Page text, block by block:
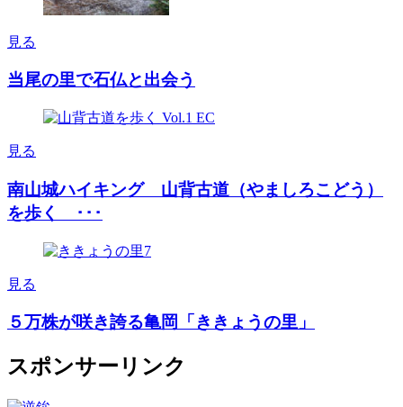
見る
当尾の里で石仏と出会う
見る
南山城ハイキング 山背古道（やましろこどう）
を歩く ･･･
見る
５万株が咲き誇る亀岡「ききょうの里」
スポンサーリンク